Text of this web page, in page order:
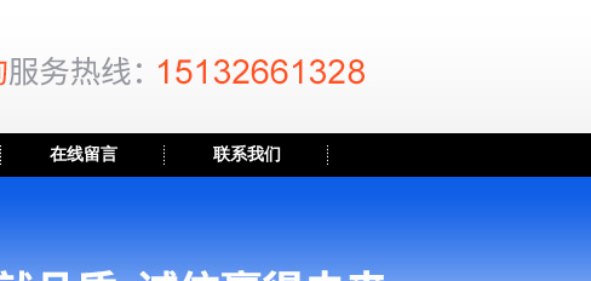
在线留言 联系我们